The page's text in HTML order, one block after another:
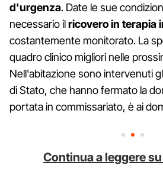
d'urgenza. Date le sue
necessario ilricovero in terapia
costantemente monitorato. La
quadro clinico migliori nelle
Nell'abitazione sono intervenuti
di Stato, che hanno fermato la
portata in commissariato, è ai
Continua a leggere